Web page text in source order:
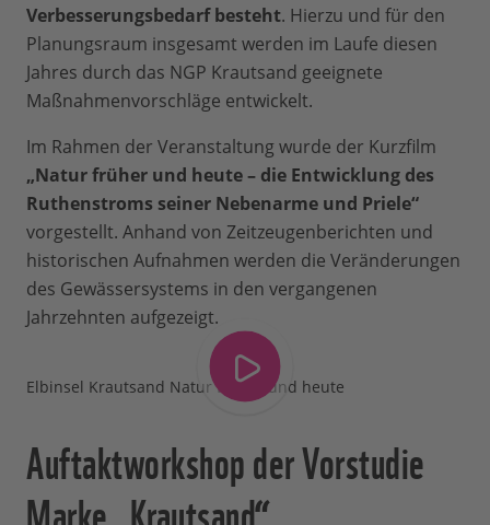
Verbesserungsbedarf besteht. Hierzu und für den
Planungsraum insgesamt werden im Laufe diesen
Jahres durch das NGP Krautsand geeignete
Maßnahmenvorschläge entwickelt.
Im Rahmen der Veranstaltung wurde der Kurzfilm
„Natur früher und heute – die Entwicklung des
Ruthenstroms seiner Nebenarme und Priele“
vorgestellt. Anhand von Zeitzeugenberichten und
historischen Aufnahmen werden die Veränderungen
des Gewässersystems in den vergangenen
Jahrzehnten aufgezeigt.
Elbinsel Krautsand Natur früher und heute
Auftaktworkshop der Vorstudie